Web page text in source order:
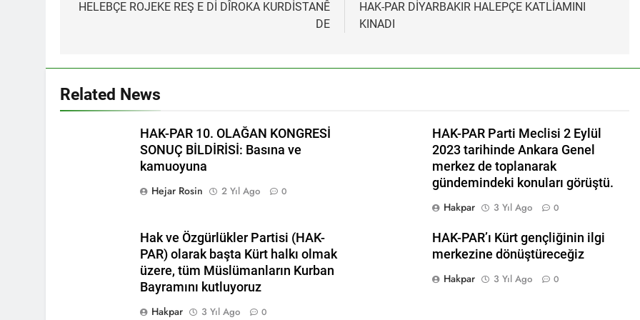
BASINA VE KAMUOYUNA Eşitlik ve özgürlük mücadelesi veren tüm
kadınlar günü.
HAK-PAR BAŞKANLIK KURULU; ‘Kürt meselesi PKK den ibaret değildir.’
1 Yıl Ago
*HAK-PAR Genel başkanı Düzgün KAPLAN,* *Erbil’de RUDAW’ın
1 Yıl Ago
HAK-PAR Genel Başkanı Düzgün Kaplan “Hewler Ortadoğu’nun politik
1 Yıl Ago
HAK-PAR, PSK VE PWK İZMİR’İN KONAK MEYDANINDA ORTAK BASIN
1 Yıl Ago
Dünya Anadil Günü’nde HAK-PAR’ın eski genel başkanı sayın Kemal
gezinmesi
HELEBÇE ROJEKE REŞ E Dİ DÎROKA KURDİSTANÊ
DE
HAK-PAR DİYARBAKIR HALEPÇE KATLİAMINI
KINADI
Related News
HAK-PAR 10. OLAĞAN KONGRESİ
SONUÇ BİLDİRİSİ: Basına ve
kamuoyuna
Hejar Rosin
2 Yıl Ago 0
HAK-PAR Parti Meclisi 2 Eylül
2023 tarihinde Ankara Genel
merkez de toplanarak
gündemindeki konuları görüştü.
Hakpar
3 Yıl Ago 0
Hak ve Özgürlükler Partisi (HAK-
PAR) olarak başta Kürt halkı olmak
üzere, tüm Müslümanların Kurban
Bayramını kutluyoruz
Hakpar
3 Yıl Ago 0
HAK-PAR’ı Kürt gençliğinin ilgi
merkezine dönüştüreceğiz
Hakpar
3 Yıl Ago 0